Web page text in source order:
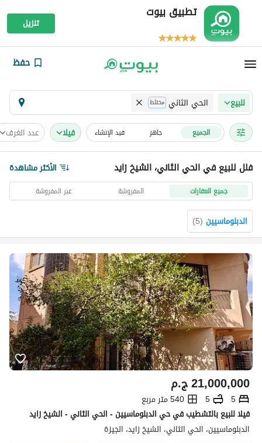
تطبيق بيوت
تنزيل
حفظ
للبيع الحي الثاني مختلط
الجميع جاهز قيد الإنشاء فیلا عدد الغرف
فلل للبيع في الحي الثاني، الشيخ زايد الأكثر مشاهدة
جميع العقارات المفروشة غير المفروشة
الدبلوماسيين (
5
)
ج.م21,000,000
5
5
540 متر مربع
فيلا للبيع بالتشطيب في حي الدبلوماسيين - الحي الثاني - الشيخ زايد
الدبلوماسيين، الحي الثاني، الشيخ زايد، الجيزة